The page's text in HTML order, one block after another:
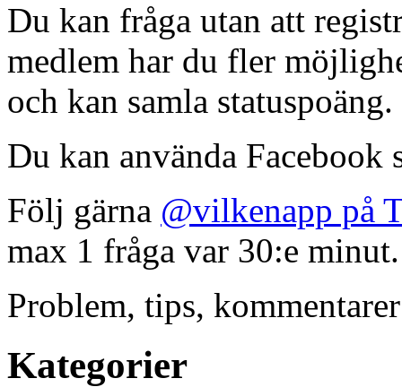
Du kan fråga utan att
medlem har du fler
och kan samla statuspoäng.
Du kan använda
Följ gärna @vilkenapp på
max 1 fråga var 30:e minut.
Problem, tips,
Kategorier